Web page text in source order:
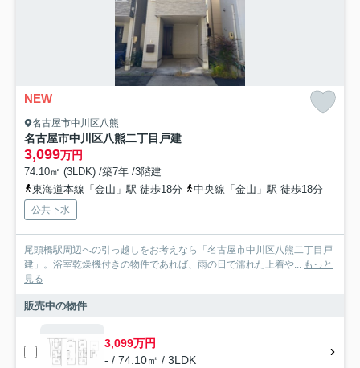
NEW
名古屋市中川区八熊
名古屋市中川区八熊二丁目戸建
3,099万円
74.10㎡ (3LDK) /築7年 /3階建
東海道本線「金山」駅 徒歩18分
中央線「金山」駅 徒歩18分
公共下水
尾頭橋駅周辺への引っ越しをお考えなら「名古屋市中川区八熊二丁目戸
建」。浴室乾燥機付きの物件であれば、雨の日で濡れた上着や... もっと
見る
販売中の物件
3,099万円
- / 74.10㎡ / 3LDK